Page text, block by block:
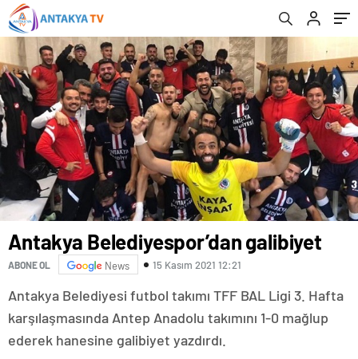
Antakya Belediyespor’dan galibiyet
ABONE OL News 15 Kasım 2021 12:21
Antakya Belediyesi futbol takımı TFF BAL Ligi 3. Hafta
karşılaşmasında Antep Anadolu takımını 1-0 mağlup
ederek hanesine galibiyet yazdırdı.